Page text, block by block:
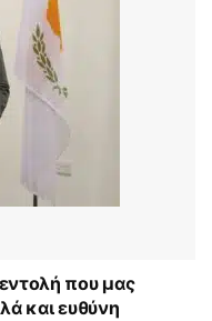
που μας
και ευθύνη